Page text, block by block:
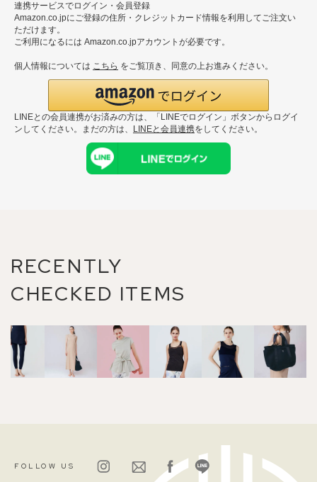
連携サービスでログイン・会員登録
Amazon.co.jpにご登録の住所・クレジットカード情報を利用してご注文い
ただけます。
ご利用になるには Amazon.co.jpアカウントが必要です。
個人情報については こちら をご覧頂き、同意の上お進みください。
LINEとの会員連携がお済みの方は、「LINEでログイン」ボタンからログイ
ンしてください。まだの方は、
LINEと会員連携をしてください。
RECENTLY
CHECKED ITEMS
FOLLOW US